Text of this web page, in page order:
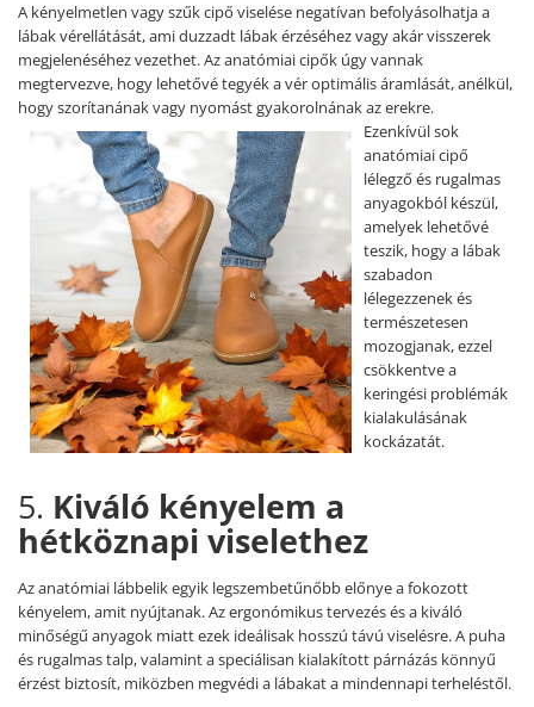
A kényelmetlen vagy szűk cipő viselése negatívan befolyásolhatja a
lábak vérellátását, ami duzzadt lábak érzéséhez vagy akár visszerek
megjelenéséhez vezethet. Az anatómiai cipők úgy vannak
megtervezve, hogy lehetővé tegyék a vér optimális áramlását, anélkül,
hogy szorítanának vagy nyomást gyakorolnának az erekre.
Ezenkívül sok
anatómiai cipő
lélegző és rugalmas
anyagokból készül,
amelyek lehetővé
teszik, hogy a lábak
szabadon
lélegezzenek és
természetesen
mozogjanak, ezzel
csökkentve a
keringési problémák
kialakulásának
kockázatát.
5. Kiváló kényelem a
hétköznapi viselethez
Az anatómiai lábbelik egyik legszembetűnőbb előnye a fokozott
kényelem, amit nyújtanak. Az ergonómikus tervezés és a kiváló
minőségű anyagok miatt ezek ideálisak hosszú távú viselésre. A puha
és rugalmas talp, valamint a speciálisan kialakított párnázás könnyű
érzést biztosít, miközben megvédi a lábakat a mindennapi terheléstől.